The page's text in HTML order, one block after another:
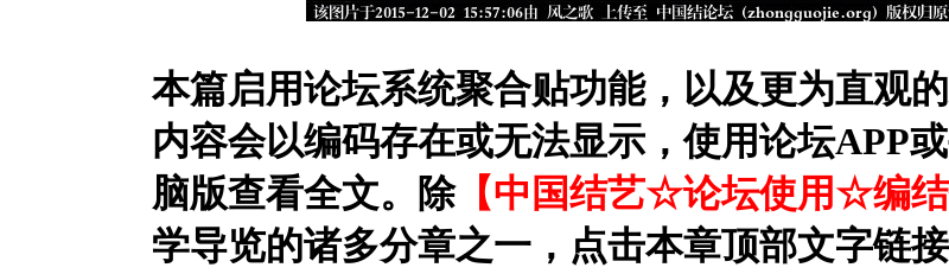
本篇启用论坛系统聚合贴功能，以及更为直观
内容会以编码存在或无法显示，使用论坛APP
脑版查看全文。除【中国结艺☆论坛使用☆编
学导览的诸多分章之一，点击本章顶部文字链